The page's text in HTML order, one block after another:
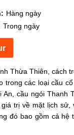
Hàng ngày
Trong ngày
Thừa Thiên, cách
các loại cầu
cầu ngói Thanh
trị về mặt lịch sử,
đó bao gồm cả